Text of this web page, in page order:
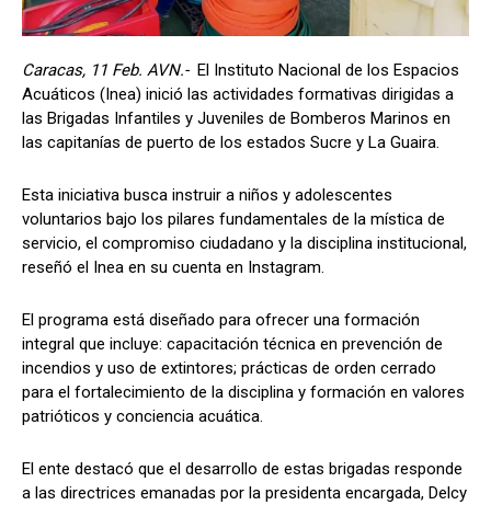
Caracas, 11 Feb. AVN.- El Instituto Nacional de los Espacios
Acuáticos (Inea) inició las actividades formativas dirigidas a
las Brigadas Infantiles y Juveniles de Bomberos Marinos en
las capitanías de puerto de los estados Sucre y La Guaira.
Esta iniciativa busca instruir a niños y adolescentes
voluntarios bajo los pilares fundamentales de la mística de
servicio, el compromiso ciudadano y la disciplina institucional,
reseñó el Inea en su cuenta en Instagram.
El programa está diseñado para ofrecer una formación
integral que incluye: capacitación técnica en prevención de
incendios y uso de extintores; prácticas de orden cerrado
para el fortalecimiento de la disciplina y formación en valores
patrióticos y conciencia acuática.
El ente destacó que el desarrollo de estas brigadas responde
a las directrices emanadas por la presidenta encargada, Delcy